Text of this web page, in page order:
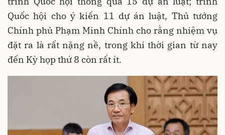
Quốc hội cho ý kiến 11 dự án luật, Thủ tướng
Chính phủ Phạm Minh Chính cho rằng nhiệm vụ
đặt ra là rất nặng nề, trong khi thời gian từ nay
đến Kỳ họp thứ 8 còn rất ít.